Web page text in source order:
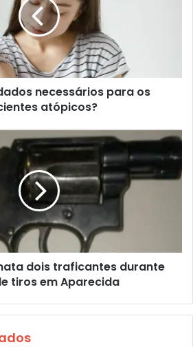
necessários para os
atópicos?
dois traficantes durante
tiros em Aparecida